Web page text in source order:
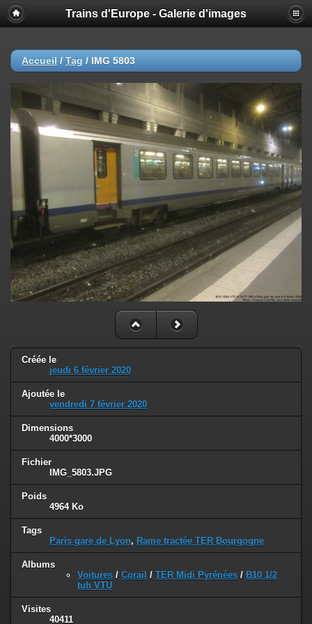
Trains d'Europe - Galerie d'images
Accueil / Tag / IMG 5803
Créée le
jeudi 6 février 2020
Ajoutée le
vendredi 7 février 2020
Dimensions
4000*3000
Fichier
IMG_5803.JPG
Poids
4964 Ko
Tags
Paris gare de Lyon, Rame tractée TER Bourgogne
Albums
Voitures / Corail / TER Midi Pyrénées / B10 1/2
tuh VTU
Visites
40411